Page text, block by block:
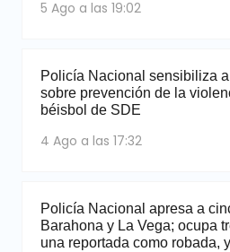
5 Ago a las 19:02
Policía Nacional sensibiliza
sobre prevención de la
béisbol de SDE
4 Ago a las 17:32
Policía Nacional apresa a
Barahona y La Vega; ocupa
una reportada como robada,